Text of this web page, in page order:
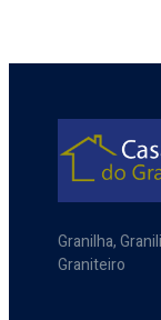
Granilha,
Graniteiro